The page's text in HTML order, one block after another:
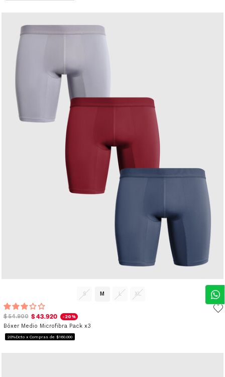
S M L XL
$ 54.900 $ 43.920 -20%
Bóxer Medio Microfibra Pack x3
20%Dcto x Compras de $160.000